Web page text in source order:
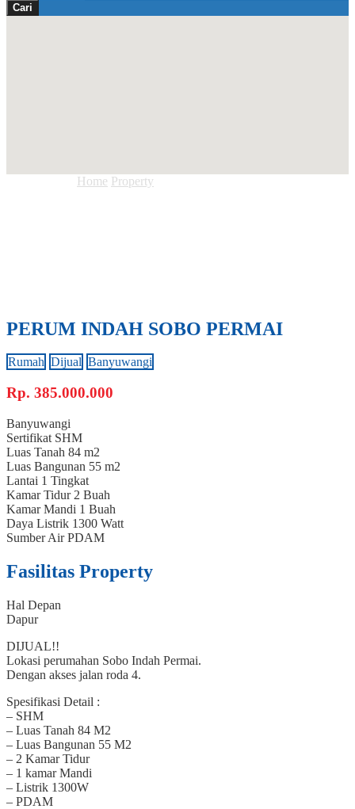
Cari
Home Property
PERUM INDAH SOBO PERMAI
Rumah Dijual Banyuwangi
Rp. 385.000.000
Banyuwangi
Sertifikat SHM
Luas Tanah 84 m2
Luas Bangunan 55 m2
Lantai 1 Tingkat
Kamar Tidur 2 Buah
Kamar Mandi 1 Buah
Daya Listrik 1300 Watt
Sumber AirPDAM
Fasilitas Property
Hal Depan
Dapur
DIJUAL!!
Lokasi perumahan Sobo Indah Permai.
Dengan akses jalan roda 4.
Spesifikasi Detail :
– SHM
– Luas Tanah 84 M2
– Luas Bangunan 55 M2
– 2 Kamar Tidur
– 1 kamar Mandi
– Listrik 1300W
– PDAM